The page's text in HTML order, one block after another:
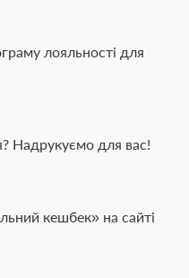
лояльності для
Надрукуємо для вас!
кешбек» на сайті